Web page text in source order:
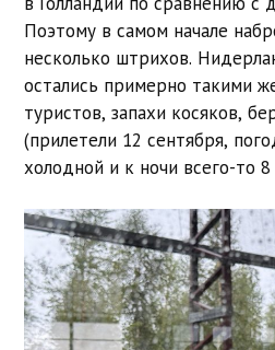
Поэтому в самом начале
несколько штрихов.
остались примерно такими
туристов, запахи косяков,
(прилетели 12 сентября,
холодной и к ночи всего-то 8